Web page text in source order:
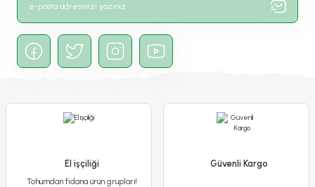
Gönder
El işçiliği
Tohumdan fidana ürün grupları!
Güvenli Kargo